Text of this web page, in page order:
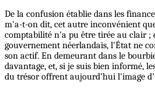
De la confusion établie dans les
m'a-t-on dit, cet autre inconvénient
comptabilité n'a pu être tirée au clair ;
gouvernement néerlandais, l'État ne
son actif. En demeurant dans le
davantage, et, si je suis bien informé,
du trésor offrent aujourd’hui l'image